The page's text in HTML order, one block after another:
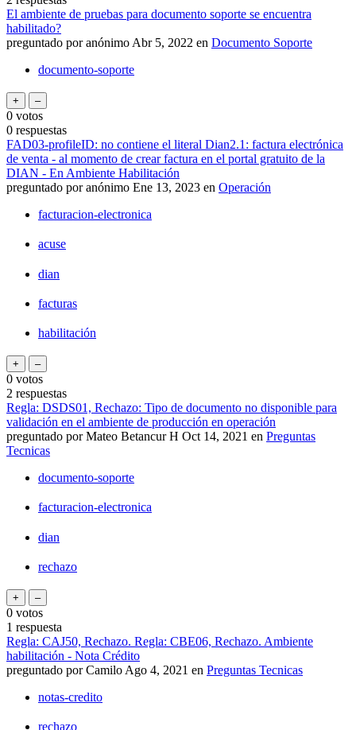
El ambiente de pruebas para documento soporte se encuentra
habilitado?
preguntado poranónimo Abr 5, 2022 en Documento Soporte
documento-soporte
0 votos
0 respuestas
FAD03-profileID: no contiene el literal Dian2.1: factura electrónica
de venta - al momento de crear factura en el portal gratuito de la
DIAN - En Ambiente Habilitación
preguntado poranónimo Ene 13, 2023 en Operación
facturacion-electronica
acuse
dian
facturas
habilitación
0 votos
2 respuestas
Regla: DSDS01, Rechazo: Tipo de documento no disponible para
validación en el ambiente de producción en operación
preguntado porMateo Betancur H Oct 14, 2021 en Preguntas
Tecnicas
documento-soporte
facturacion-electronica
dian
rechazo
0 votos
1 respuesta
Regla: CAJ50, Rechazo. Regla: CBE06, Rechazo. Ambiente
habilitación - Nota Crédito
preguntado porCamilo Ago 4, 2021 en Preguntas Tecnicas
notas-credito
rechazo